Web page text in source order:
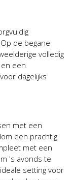
de begane
volledig
een
dagelijks
met een
een prachtig
met een
's avonds te
setting voor